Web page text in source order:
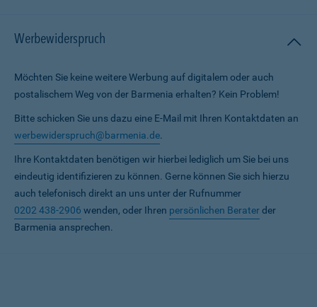
Werbewiderspruch
Möchten Sie keine weitere Werbung auf digitalem oder auch
postalischem Weg von der Barmenia erhalten? Kein Problem!
Bitte schicken Sie uns dazu eine E-Mail mit Ihren Kontaktdaten an
werbewiderspruch@barmenia.de.
Ihre Kontaktdaten benötigen wir hierbei lediglich um Sie bei uns
eindeutig identifizieren zu können. Gerne können Sie sich hierzu
auch telefonisch direkt an uns unter der Rufnummer
0202 438-2906 wenden, oder Ihren persönlichen Beraterder
Barmenia ansprechen.